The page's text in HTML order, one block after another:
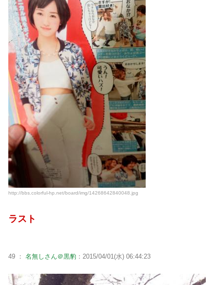
http://bbs.colorful-hp.net/board/img/14268642840048.jpg
ラスト
49 ： 名無しさん＠黒豹 ：2015/04/01(水) 06:44:23